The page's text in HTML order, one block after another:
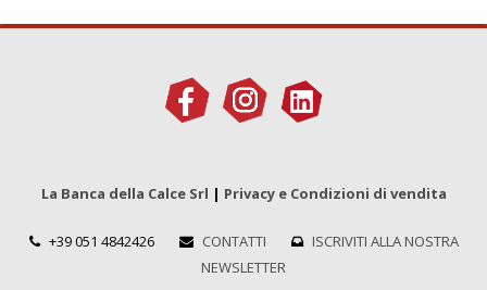
La Banca della Calce Srl | Privacy e Condizioni di vendita
+39 051 4842426 CONTATTI
ISCRIVITI ALLA NOSTRA
NEWSLETTER